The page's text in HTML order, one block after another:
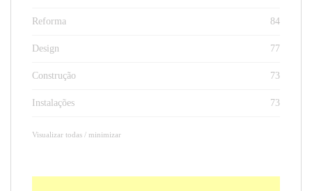
Reforma 84
Design 77
Construção 73
Instalações 73
Visualizar todas / minimizar